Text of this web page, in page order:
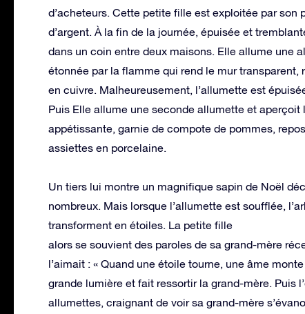
d’acheteurs. Cette petite fille est exploitée par son
d’argent. À la fin de la journée, épuisée et
dans un coin entre deux maisons. Elle allume une
étonnée par la flamme qui rend le mur
en cuivre. Malheureusement, l’allumette est
Puis Elle allume une seconde allumette et
appétissante, garnie de compote de pommes,
assiettes en porcelaine.
Un tiers lui montre un magnifique sapin de Noël
nombreux. Mais lorsque l’allumette est soufflée,
transforment en étoiles. La petite fille
alors se souvient des paroles de sa grand-mère
l’aimait : « Quand une étoile tourne, une âme
grande lumière et fait ressortir la grand-mère. Puis
allumettes, craignant de voir sa grand-mère